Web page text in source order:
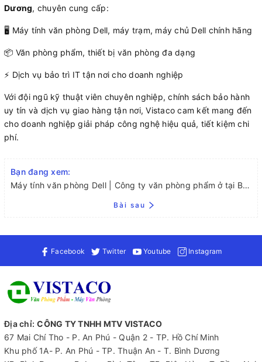
Dương, chuyên cung cấp:
🖥️ Máy tính văn phòng Dell, máy trạm, máy chủ Dell chính hãng
📦 Văn phòng phẩm, thiết bị văn phòng đa dạng
⚡ Dịch vụ bảo trì IT tận nơi cho doanh nghiệp
Với đội ngũ kỹ thuật viên chuyên nghiệp, chính sách bảo hành
uy tín và dịch vụ giao hàng tận nơi, Vistaco cam kết mang đến
cho doanh nghiệp giải pháp công nghệ hiệu quả, tiết kiệm chi
phí.
Bạn đang xem:
Máy tính văn phòng Dell | Công ty văn phòng phẩm ở tại Bình Dương – Vistaco
Bài sau
Facebook Twitter Youtube Instagram
Địa chỉ: CÔNG TY TNHH MTV VISTACO
67 Mai Chí Tho - P. An Phú - Quận 2 - TP. Hồ Chí Minh
Khu phố 1A- P. An Phú - TP. Thuận An - T. Bình Dương